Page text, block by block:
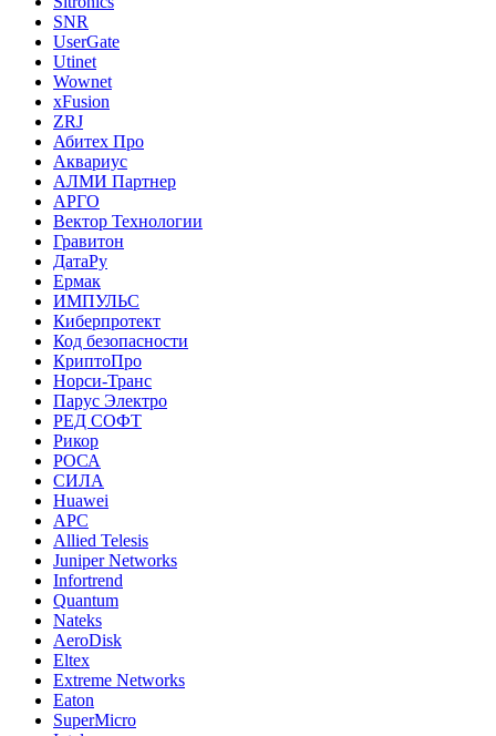
SNR
UserGate
Utinet
Wownet
xFusion
ZRJ
Абитех Про
Аквариус
АЛМИ Партнер
АРГО
Вектор Технологии
Гравитон
ДатаРу
Ермак
ИМПУЛЬС
Киберпротект
Код безопасности
КриптоПро
Норси-Транс
Парус Электро
РЕД СОФТ
Рикор
РОСА
СИЛА
Huawei
APC
Allied Telesis
Juniper Networks
Infortrend
Quantum
Nateks
AeroDisk
Eltex
Extreme Networks
Eaton
SuperMicro